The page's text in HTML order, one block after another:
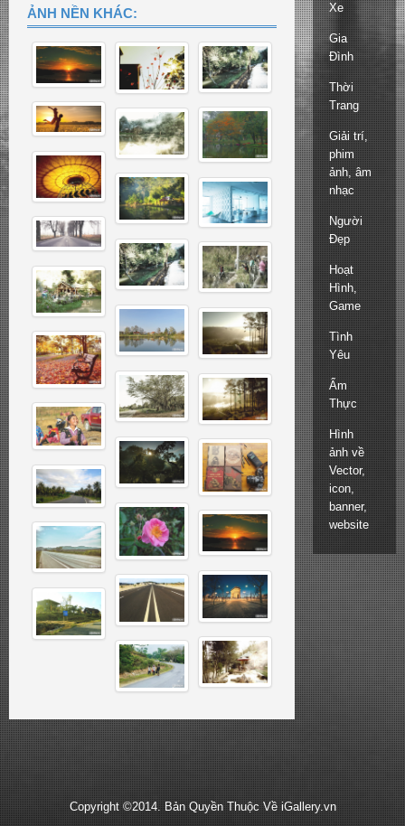
ẢNH NỀN KHÁC: Xe
Gia
Đình
Thời
Trang
Giải trí,
phim
ảnh, âm
nhạc
Người
Đẹp
Hoạt
Hình,
Game
Tình
Yêu
Ẩm
Thực
Hình
ảnh về
Vector,
icon,
banner,
website
Copyright ©2014. Bản Quyền Thuộc Về iGallery.vn